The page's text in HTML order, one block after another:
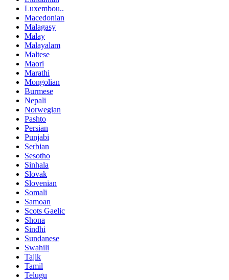
Luxembou..
Macedonian
Malagasy
Malay
Malayalam
Maltese
Maori
Marathi
Mongolian
Burmese
Nepali
Norwegian
Pashto
Persian
Punjabi
Serbian
Sesotho
Sinhala
Slovak
Slovenian
Somali
Samoan
Scots Gaelic
Shona
Sindhi
Sundanese
Swahili
Tajik
Tamil
Telugu